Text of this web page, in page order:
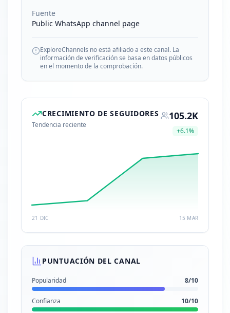
Fuente
Public WhatsApp channel page
ExploreChannels no está afiliado a este canal. La
información de verificación se basa en datos públicos
en el momento de la comprobación.
CRECIMIENTO DE SEGUIDORES
Tendencia reciente
105.2K
+6.1%
21 DIC 15 MAR
PUNTUACIÓN DEL CANAL
Popularidad 8/10
Confianza 10/10